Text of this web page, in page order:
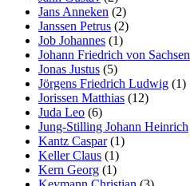
Jans Anneken (2)
Janssen Petrus (2)
Job Johannes (1)
Johann Friedrich von Sachsen
Jonas Justus (5)
Jörgens Friedrich Ludwig (1)
Jorissen Matthias (12)
Juda Leo (6)
Jung-Stilling Johann Heinrich
Kantz Caspar(1)
Keller Claus (1)
Kern Georg (1)